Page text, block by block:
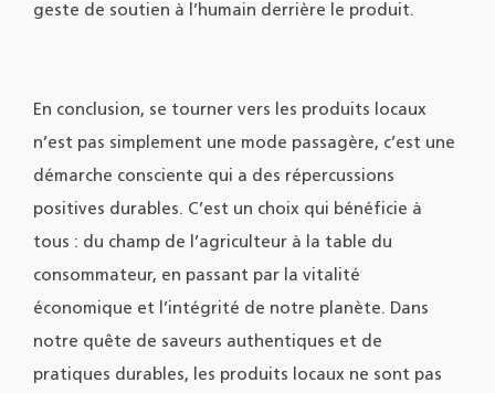
geste de soutien à l’humain derrière le produit.
En conclusion, se tourner vers les produits locaux
n’est pas simplement une mode passagère, c’est une
démarche consciente qui a des répercussions
positives durables. C’est un choix qui bénéficie à
tous : du champ de l’agriculteur à la table du
consommateur, en passant par la vitalité
économique et l’intégrité de notre planète. Dans
notre quête de saveurs authentiques et de
pratiques durables, les produits locaux ne sont pas